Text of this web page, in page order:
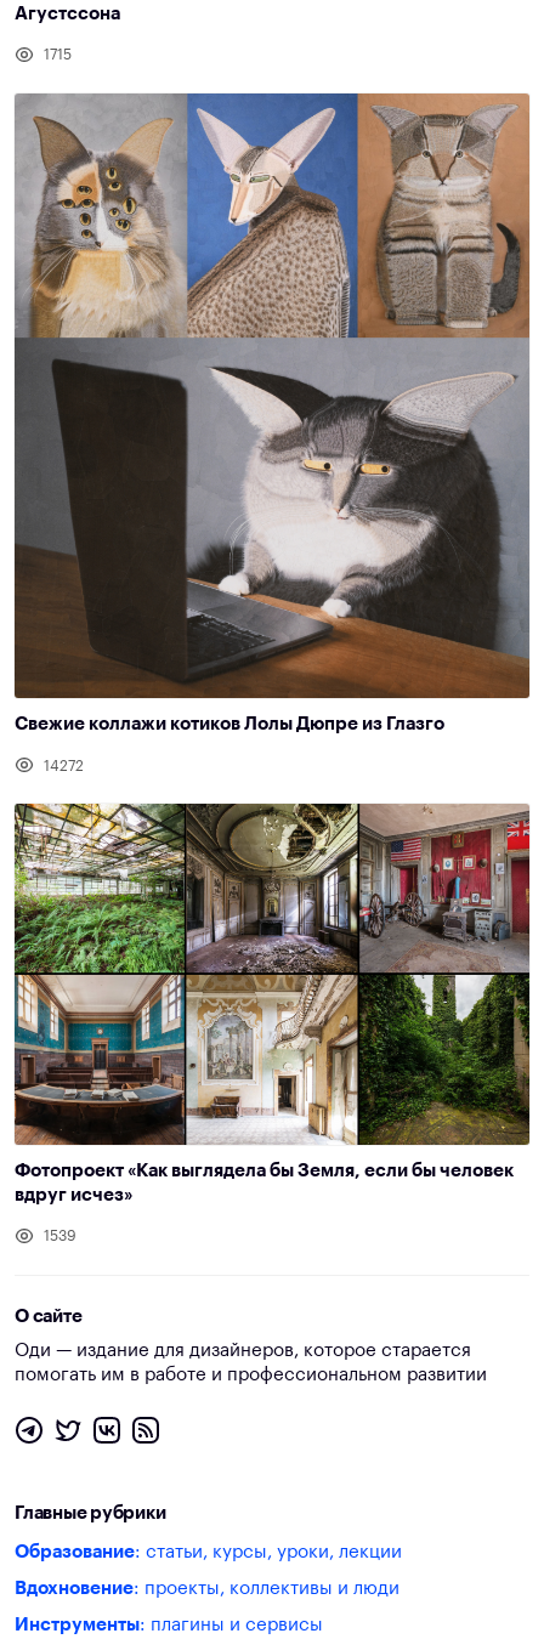
Агустссона
1715
Свежие коллажи котиков Лолы Дюпре из Глазго
14272
Фотопроект «Как выглядела бы Земля, если бы человек
вдруг исчез»
1539
О сайте
Оди — издание для дизайнеров, которое старается
помогать им в работе и профессиональном развитии
Главные рубрики
Образование: статьи, курсы, уроки, лекции
Вдохновение: проекты, коллективы и люди
Инструменты: плагины и сервисы